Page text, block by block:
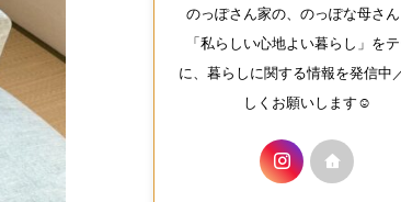
のっぽさん家の、のっぽな母さ
「私らしい心地よい暮らし」を
に、暮らしに関する情報を発信中
しくお願いします☺︎